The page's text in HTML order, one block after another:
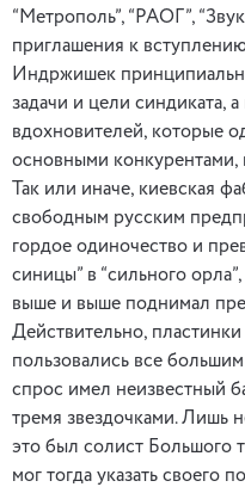
“Метрополь”, “РАОГ”,
приглашения к
Индржишек
задачи и цели синдиката,
вдохновителей, которые
основными конкурентами,
Так или иначе, киевская
свободным русским
гордое одиночество и
синицы” в “сильного
выше и выше поднимал
Действительно,
пользовались все
спрос имел неизвестный
тремя звездочками. Лишь
это был солист Большого
мог тогда указать своего